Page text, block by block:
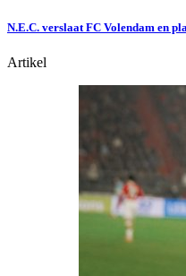
N.E.C. verslaat FC Volendam en
Artikel